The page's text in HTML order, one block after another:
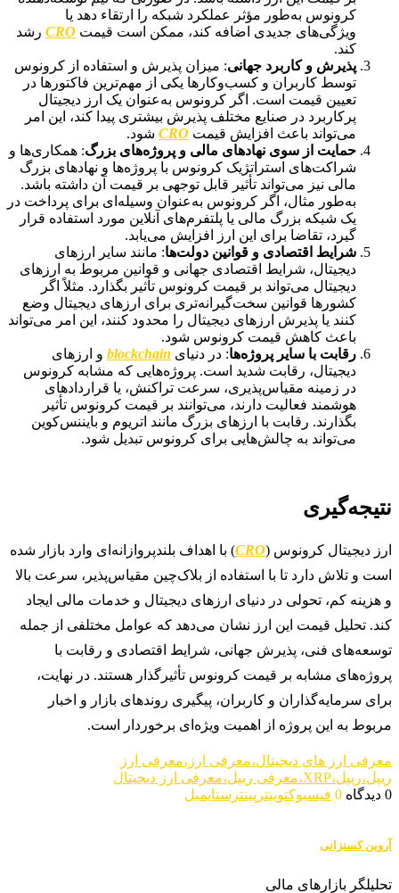
کرونوس به‌طور مؤثر عملکرد شبکه را ارتقاء دهد یا
ویژگی‌های جدیدی اضافه کند، ممکن است قیمت CRO رشد
کند.
پذیرش و کاربرد جهانی: میزان پذیرش و استفاده از کرونوس
توسط کاربران و کسب‌وکارها یکی از مهم‌ترین فاکتورها در
تعیین قیمت است. اگر کرونوس به‌عنوان یک ارز دیجیتال
پرکاربرد در صنایع مختلف پذیرش بیشتری پیدا کند، این امر
می‌تواند باعث افزایش قیمت CRO شود.
حمایت از سوی نهادهای مالی و پروژه‌های بزرگ: همکاری‌ها و
شراکت‌های استراتژیک کرونوس با پروژه‌ها و نهادهای بزرگ
مالی نیز می‌تواند تأثیر قابل توجهی بر قیمت آن داشته باشد.
به‌طور مثال، اگر کرونوس به‌عنوان وسیله‌ای برای پرداخت در
یک شبکه بزرگ مالی یا پلتفرم‌های آنلاین مورد استفاده قرار
گیرد، تقاضا برای این ارز افزایش می‌یابد.
شرایط اقتصادی و قوانین دولت‌ها: مانند سایر ارزهای
دیجیتال، شرایط اقتصادی جهانی و قوانین مربوط به ارزهای
دیجیتال می‌تواند بر قیمت کرونوس تأثیر بگذارد. مثلاً اگر
کشورها قوانین سخت‌گیرانه‌تری برای ارزهای دیجیتال وضع
کنند یا پذیرش ارزهای دیجیتال را محدود کنند، این امر می‌تواند
باعث کاهش قیمت کرونوس شود.
رقابت با سایر پروژه‌ها: در دنیای blockchain و ارزهای
دیجیتال، رقابت شدید است. پروژه‌هایی که مشابه کرونوس
در زمینه مقیاس‌پذیری، سرعت تراکنش، یا قراردادهای
هوشمند فعالیت دارند، می‌توانند بر قیمت کرونوس تأثیر
بگذارند. رقابت با ارزهای بزرگ مانند اتریوم و بایننس‌کوین
می‌تواند به چالش‌هایی برای کرونوس تبدیل شود.
نتیجه‌گیری
ارز دیجیتال کرونوس (CRO) با اهداف بلندپروازانه‌ای وارد بازار شده
است و تلاش دارد تا با استفاده از بلاک‌چین مقیاس‌پذیر، سرعت بالا
و هزینه کم، تحولی در دنیای ارزهای دیجیتال و خدمات مالی ایجاد
کند. تحلیل قیمت این ارز نشان می‌دهد که عوامل مختلفی از جمله
توسعه‌های فنی، پذیرش جهانی، شرایط اقتصادی و رقابت با
پروژه‌های مشابه بر قیمت کرونوس تأثیرگذار هستند. در نهایت،
برای سرمایه‌گذاران و کاربران، پیگیری روندهای بازار و اخبار
مربوط به این پروژه از اهمیت ویژه‌ای برخوردار است.
معرفی ارز های دیجیتال،معرفی ارز،معرفی ارز
ریپل،ریپل،XRP،معرفی ریپل،معرفی ارز دیجیتال
0 دیدگاه
0 فیسبوکتوییتر پینترستایمیل
آروین کسنزانی
تحلیلگر بازارهای مالی